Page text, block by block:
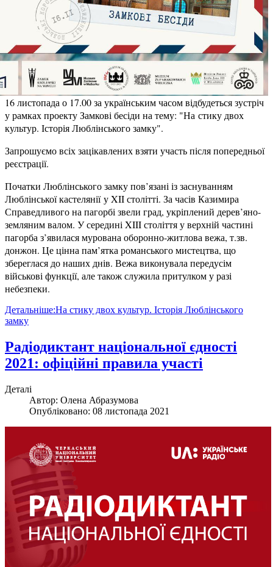
16 листопада о 17.00 за українським часом відбудеться зустріч
у рамках проекту Замкові бесіди на тему: "На стику двох
культур. Історія Люблінського замку".
Запрошуємо всіх зацікавлених взяти участь після попередньої
реєстрації.
Початки Люблінського замку пов’язані із заснуванням
Люблінської кастеляніїу XII столітті. За часів Казимира
Справедливого на пагорбі звели град, укріплений дерев’яно-
земляним валом. У середині XIII століття у верхній частині
пагорба з’явилася мурована оборонно-житлова вежа, т.зв.
донжон. Це цінна пам’ятка романського мистецтва, що
збереглася до наших днів. Вежа виконувала передусім
військові функції, але також служила притулком у разі
небезпеки.
Детальніше:На стику двох культур. Історія Люблінського
замку
Радіодиктант національної єдності
2021: офіційні правила участі
Деталі
Автор: Олена Абразумова
Опубліковано: 08 листопада 2021